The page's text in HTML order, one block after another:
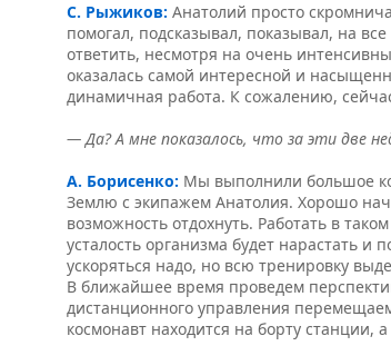
С. Рыжиков: Анатолий просто
помогал, подсказывал, показывал, на
ответить, несмотря на очень
оказалась самой интересной и
динамичная работа. К сожалению,
— Да? А мне показалось, что за эти две
А. Борисенко: Мы выполнили большое
Землю с экипажем Анатолия. Хорошо
возможность отдохнуть. Работать в
усталость организма будет нарастать и
ускоряться надо, но всю тренировку
В ближайшее время проведем
дистанционного управления
космонавт находится на борту станции,